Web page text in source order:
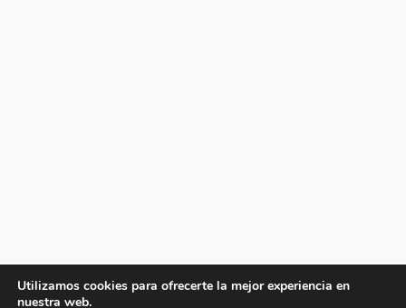
Utilizamos cookies para ofrecerte la mejor experiencia en
nuestra web.